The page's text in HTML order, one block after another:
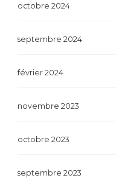
octobre 2024
septembre 2024
février 2024
novembre 2023
octobre 2023
septembre 2023